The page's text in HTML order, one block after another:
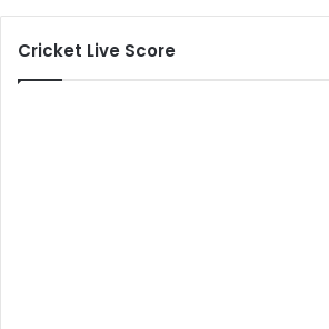
Cricket Live Score